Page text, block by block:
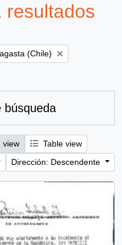
resultados
filter:(Chile)
búsqueda
view
Table view
Dirección: Descendente